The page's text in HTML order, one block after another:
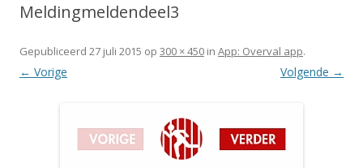
Meldingmeldendeel3
Gepubliceerd 27 juli 2015 op 300 × 450 in App: Overval app.
← Vorige Volgende →